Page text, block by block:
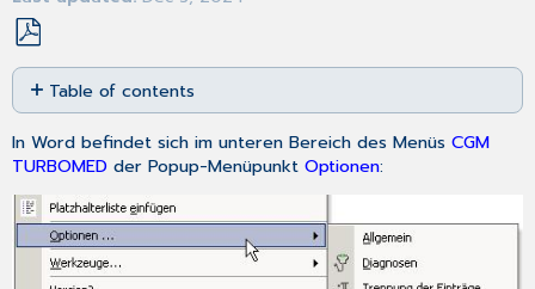
Save
as
PDF
Table of contents
No
headers
In Word befindet sich im unteren Bereich des MenüsCGM
TURBOMED der Popup-MenüpunktOptionen: